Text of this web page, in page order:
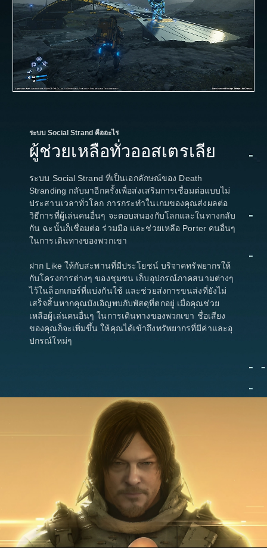
ระบบ Social Strand คืออะไร
ผู้ช่วยเหลือทั่วออสเตรเลีย
ระบบ Social Strand ที่เป็นเอกลักษณ์ของ Death
Stranding กลับมาอีกครั้งเพื่อส่งเสริมการเชื่อมต่อแบบไม่
ประสานเวลาทั่วโลก การกระทำในเกมของคุณส่งผลต่อ
วิธีการที่ผู้เล่นคนอื่นๆ จะตอบสนองกับโลกและในทางกลับ
กัน ฉะนั้นก็เชื่อมต่อ ร่วมมือ และช่วยเหลือ Porter คนอื่นๆ
ในการเดินทางของพวกเขา
ฝาก Like ให้กับสะพานที่มีประโยชน์ บริจาคทรัพยากรให้
กับโครงการต่างๆ ของชุมชน เก็บอุปกรณ์ภาคสนามต่างๆ
ไว้ในล็อกเกอร์ที่แบ่งกันใช้ และช่วยส่งการขนส่งที่ยังไม่
เสร็จสิ้นหากคุณบังเอิญพบกับพัสดุที่ตกอยู่ เมื่อคุณช่วย
เหลือผู้เล่นคนอื่นๆ ในการเดินทางของพวกเขา ชื่อเสียง
ของคุณก็จะเพิ่มขึ้น ให้คุณได้เข้าถึงทรัพยากรที่มีค่าและอุ
ปกรณ์ใหม่ๆ